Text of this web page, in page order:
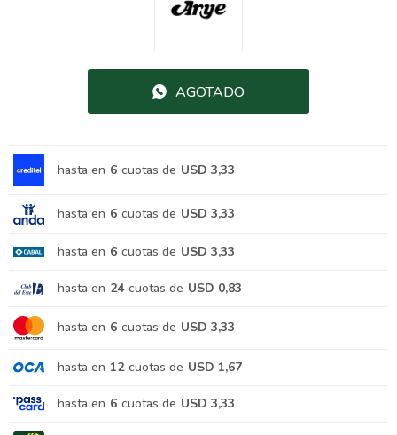
AGOTADO
hasta en 6 cuotas de USD 3,33
hasta en 6 cuotas de USD 3,33
hasta en 6 cuotas de USD 3,33
hasta en 24 cuotas de USD 0,83
hasta en 6 cuotas de USD 3,33
hasta en 12 cuotas de USD 1,67
hasta en 6 cuotas de USD 3,33